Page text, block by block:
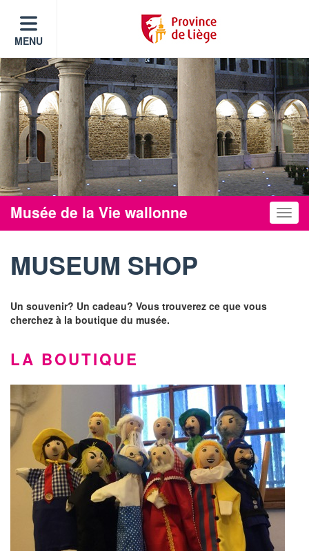
MENU
Musée de la Vie wallonne
MUSEUM SHOP
Un souvenir? Un cadeau? Vous trouverez ce que vous
cherchez à la boutique du musée.
LA BOUTIQUE